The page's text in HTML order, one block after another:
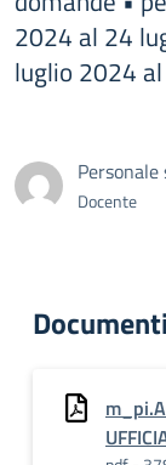
2024 al 24
luglio 2024
Docente
Documenti